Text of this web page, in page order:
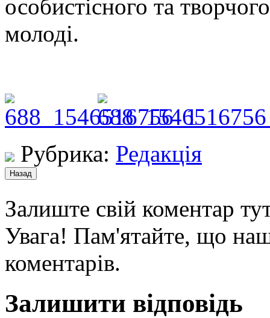
особистісного та
молоді.
Рубрика: Редакція
Залиште свій коментар
Увага! Пам'ятайте, що
коментарів.
Залишити відповідь